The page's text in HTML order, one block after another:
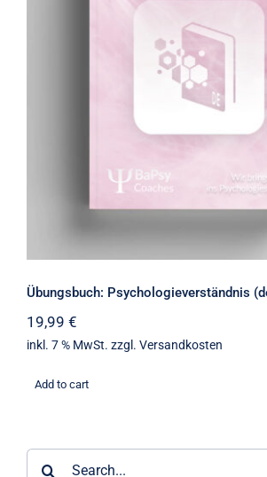
Übungsbuch:
(deutsch)
Übungsbuch: Psychologieverständnis
19,99 €
inkl. 7 % MwSt. zzgl. Versandkosten
Add to cart